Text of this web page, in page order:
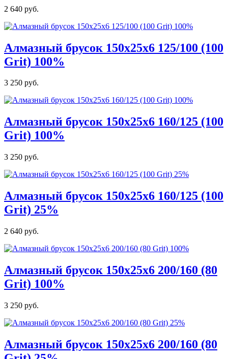
2 640 руб.
Алмазный брусок 150х25х6 125/100 (100
Grit) 100%
3 250 руб.
Алмазный брусок 150х25х6 160/125 (100
Grit) 100%
3 250 руб.
Алмазный брусок 150х25х6 160/125 (100
Grit) 25%
2 640 руб.
Алмазный брусок 150х25х6 200/160 (80
Grit) 100%
3 250 руб.
Алмазный брусок 150х25х6 200/160 (80